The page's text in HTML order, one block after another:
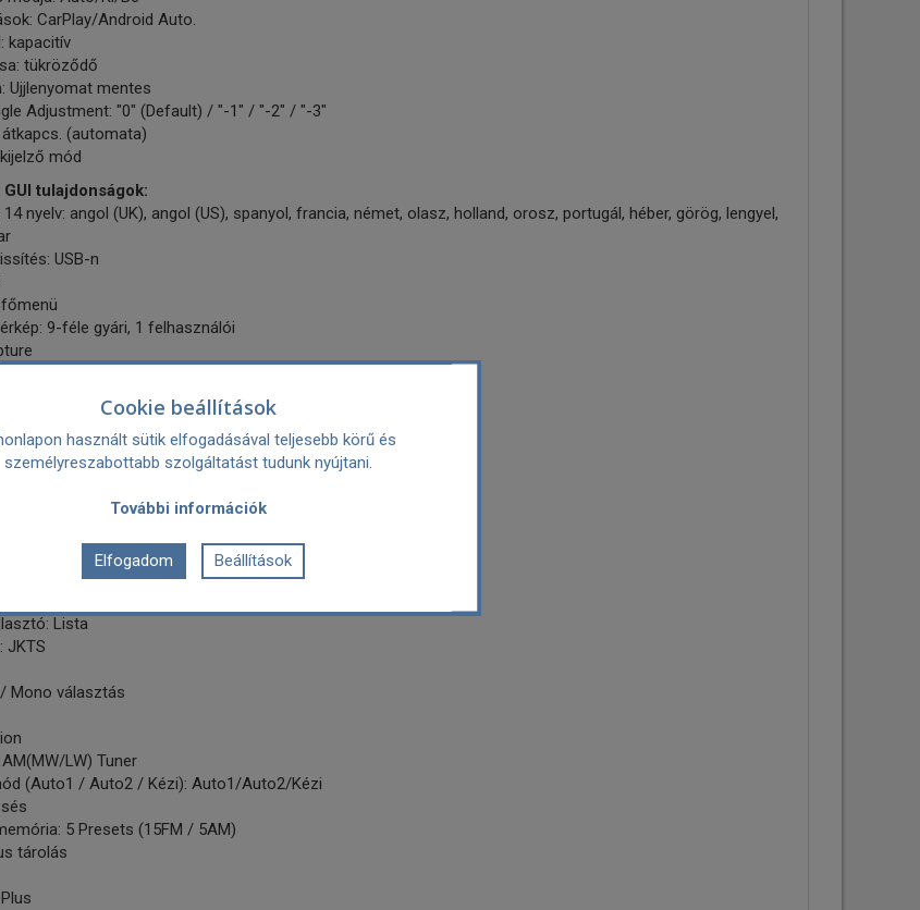
CarPlay/Android Auto.
kapacitív
tükröződő
Ujjlenyomat mentes
Adjustment: "0" (Default) / "-1" / "-2" / "-3"
(automata)
mód
tulajdonságok:
14 nyelv: angol (UK), angol (US), spanyol, francia, német, olasz, holland, orosz, portugál, héber, görög, lengyel,
USB-n
9-féle gyári, 1 felhasználói
figyelmeztető üzenet
Beépített
Dual Band (2.4GHz / 5GHz)
for Apple CarPlay
for Android Auto
Lista
JKTS
Mono választás
LW) Tuner
(Auto1 / Auto2 / Kézi): Auto1/Auto2/Kézi
5 Presets (15FM / 5AM)
tárolás
Cookie beállítások
használt sütik elfogadásával teljesebb körű és
személyreszabottabb szolgáltatást tudunk nyújtani.
További információk
Elfogadom Beállítások